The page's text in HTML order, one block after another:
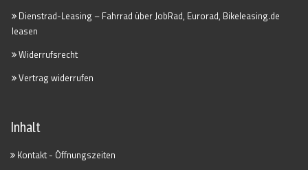
Dienstrad-Leasing – Fahrrad über JobRad, Eurorad, Bikeleasing.de
leasen
Widerrufsrecht
Vertrag widerrufen
Inhalt
Kontakt - Öffnungszeiten